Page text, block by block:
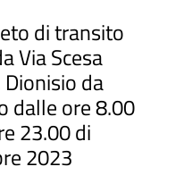
di transito
Via Scesa
Dionisio da
dalle ore 8.00
23.00 di
2023